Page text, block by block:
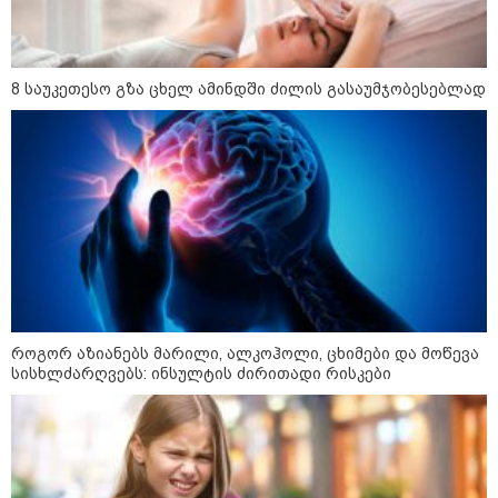
"რაც უფრო მემატება ასაკი, მით
უფრო მოკლდება ჩემი კაბების
სიგრძე"
"მათ უნდა დაამტკიცონ, რომ ჩემი
შვილი ნია იმნაძეს ავიწროებდა,
მე კი დავამტკიცებ, რომ ჩემს
შვილს ცილს სწამებენ..." - ეკა
კუპატაძის ემოციური ინტერვიუ
"იმედი ჰქონდათ, რომ სეუტას
სასაზღვრო კრიზისის ირგვლივ
მომხდარი სკანდალი დროთა
განმავლობაში
განეიტრალდებოდა, მაგრამ საქმე
უფრო უარესად არის" - რა წერს
The Daily Telegraph
"გაჩერდა წითელი "იკარუსი"“და
ყარყარაშვილის ბრძანებით
ტყვეები ციხიდან გამოიყვანეს" -
ჟურნალისტ თამრიკო
მოლაშვილის თვალით დანახული
8 საუკეთესო გზა ცხელ ამინდში ძილის გასაუმჯობესებლად
როგორ აზიანებს მარილი, ალკოჰოლი, ცხიმები და მოწევა
სისხლძარღვებს: ინსულტის ძირითადი რისკები